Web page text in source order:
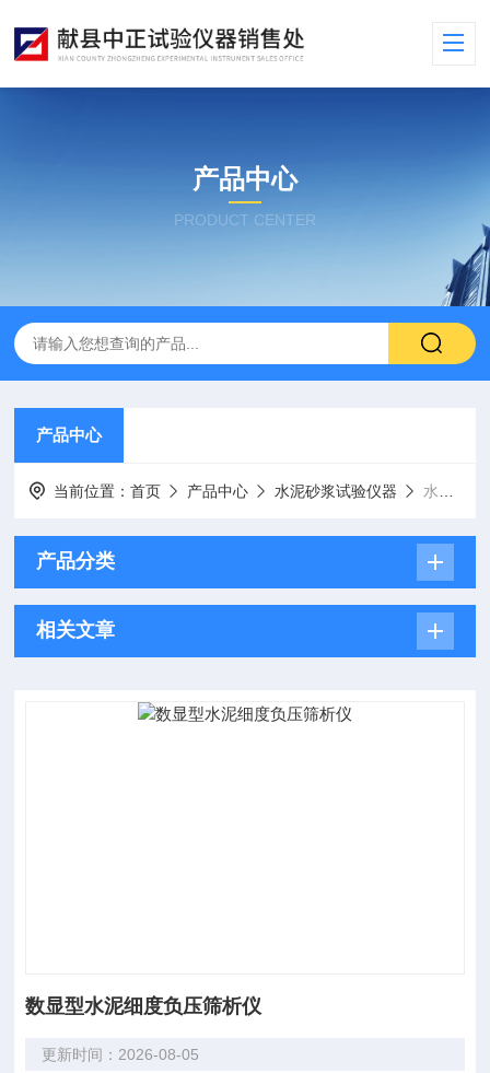
产品中心
PRODUCT CENTER
产品中心
当前位置：首页 产品中心 水泥砂浆试验仪器 水泥负压筛析仪
产品分类
相关文章
数显型水泥细度负压筛析仪
更新时间：2026-08-05